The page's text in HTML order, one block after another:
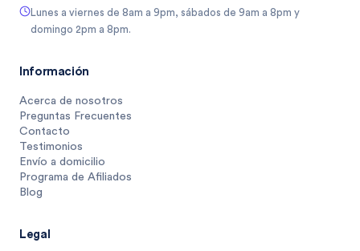
Lunes a viernes de 8am a 9pm, sábados de 9am a 8pm y
domingo 2pm a 8pm.
Información
Acerca de nosotros
Preguntas Frecuentes
Contacto
Testimonios
Envío a domicilio
Programa de Afiliados
Blog
Legal